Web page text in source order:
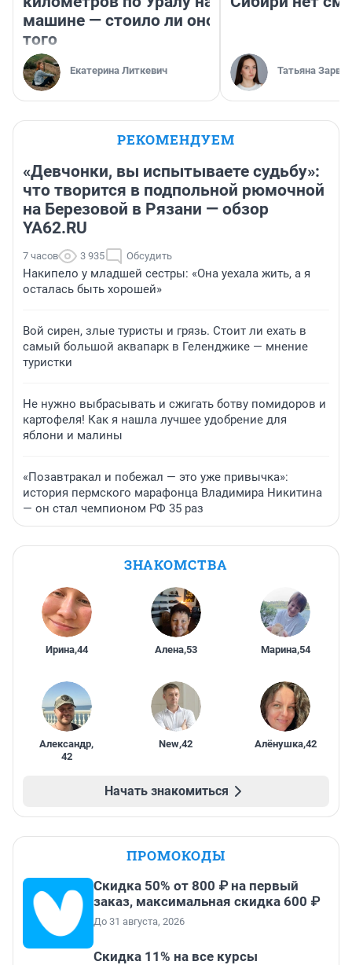
машине — стоило ли оно
того
Екатерина Литкевич Татьяна Зарва
РЕКОМЕНДУЕМ
«Девчонки, вы испытываете судьбу»:
что творится в подпольной рюмочной
на Березовой в Рязани — обзор
YA62.RU
7 часов 3 935 Обсудить
Накипело у младшей сестры: «Она уехала жить, а я
осталась быть хорошей»
Вой сирен, злые туристы и грязь. Стоит ли ехать в
самый большой аквапарк в Геленджике — мнение
туристки
Не нужно выбрасывать и сжигать ботву помидоров и
картофеля! Как я нашла лучшее удобрение для
яблони и малины
«Позавтракал и побежал — это уже привычка»:
история пермского марафонца Владимира Никитина
— он стал чемпионом РФ 35 раз
ЗНАКОМСТВА
Ирина,44 Алена,53 Марина,54
Александр,
42
New,42 Алёнушка,42
Начать знакомиться
ПРОМОКОДЫ
Скидка 50% от 800 ₽ на первый
заказ, максимальная скидка 600 ₽
До 31 августа, 2026
Скидка 11% на все курсы